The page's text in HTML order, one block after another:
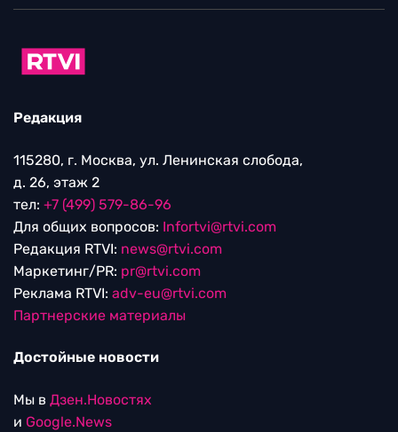
Редакция
115280, г. Москва, ул. Ленинская слобода,
д. 26, этаж 2
тел: +7 (499) 579-86-96
Для общих вопросов: Infortvi@rtvi.com
Редакция RTVI: news@rtvi.com
Маркетинг/PR: pr@rtvi.com
Реклама RTVI: adv-eu@rtvi.com
Партнерские материалы
Достойные новости
Мы в Дзен.Новостях
и Google.News